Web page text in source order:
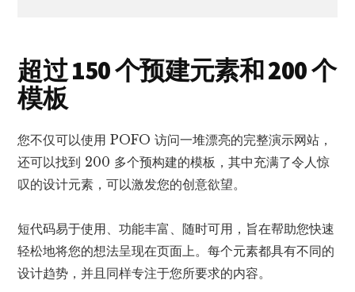
超过 150 个预建元素和 200 个
模板
您不仅可以使用 POFO 访问一堆漂亮的完整演示网站，
还可以找到 200 多个预构建的模板，其中充满了令人惊
叹的设计元素，可以激发您的创意欲望。
短代码易于使用、功能丰富、随时可用，旨在帮助您快速
轻松地将您的想法呈现在页面上。每个元素都具有不同的
设计趋势，并且同样专注于您所要求的内容。